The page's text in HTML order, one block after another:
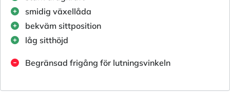
smidig växellåda
bekväm sittposition
låg sitthöjd
Begränsad frigång för lutningsvinkeln